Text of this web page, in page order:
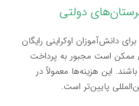
دانش‌آموزان اوکراینی رایگان
ممکن است مجبور به پرداخت
این هزینه‌ها معمولاً در
پایین‌تر است.